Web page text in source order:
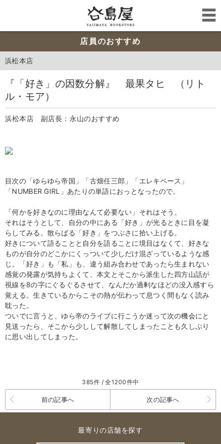
店員のおすすめ
浜松本店
『「好き」の因数分解』 最果タヒ （リト
ル・モア）
浜松本店 副店長：永山のおすすめ
目次の「ゆらゆら帝国」「古畑任三郎」「エレキベース」
「NUMBER GIRL 」あたりの単語におっとなったので。
「何かを好きなのに理由なんて必要ない」それはそう。
それはそうとして、自分の中にある「好き」が光るときに目を凝
らしてみる。散らばる「好き」をつぶさに拾い上げる。
好きについて語ることと自分を語ることに境目はなくて、好きな
ものが自分のどこかにくっついて少しだけ混ざっているような感
じ。「好き」も「私」も、違う組み合わせであったら生まれない
感覚の発露が気持ちよくて、本文とそこから派生した四方山話が
視線を8の字にぐるぐるさせて、なんだか過剰なほどの没入感すら
覚える。生きているからこその熱が伝わって息つく間もなく読み
耽った。
ついでに言うと、ゆら帝のライブに行こうか迷って次の機会にと
見送ったら、そこから少しして解散してしまったことも久しぶり
に思い出してしまった。
385件 / 全1200件中
前の記事へ 次の記事へ
最寄りの店舗を探す